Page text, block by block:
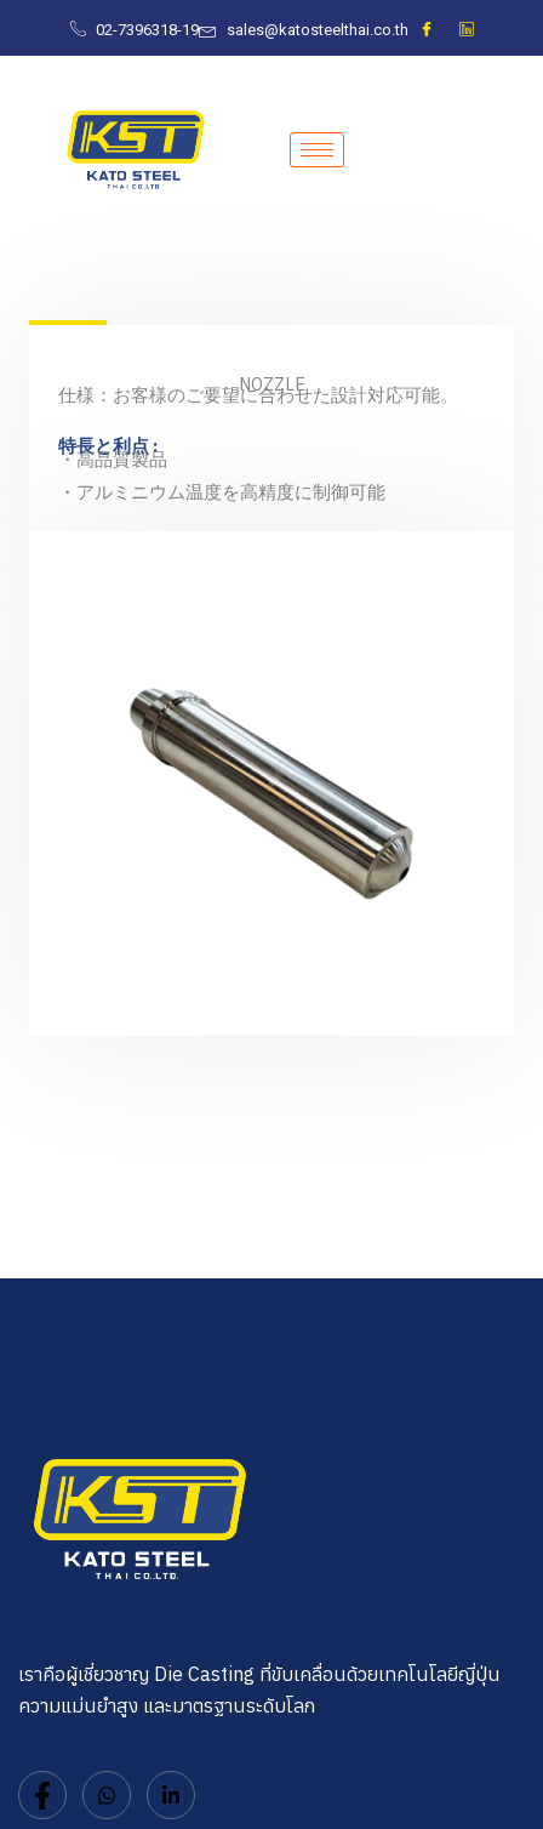
02-7396318-19 sales@katosteelthai.co.th
NOZZLE
仕様：お客様のご要望に合わせた設計対応可能。
特長と利点 :
・高品質製品
・アルミニウム温度を高精度に制御可能
เราคือผู้เชี่ยวชาญ Die Casting ที่ขับเคลื่อนด้วยเทคโนโลยีญี่ปุ่น
ความแม่นยำสูง และมาตรฐานระดับโลก